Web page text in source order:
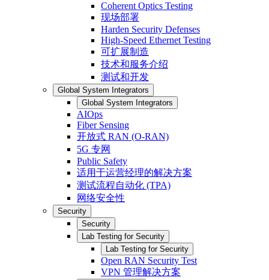
Coherent Optics Testing
现场部署
Harden Security Defenses
High-Speed Ethernet Testing
可扩展制造
技术和服务介绍
测试和开发
Global System Integrators
Global System Integrators
AIOps
Fiber Sensing
开放式 RAN (O-RAN)
5G 专网
Public Safety
适用于运营经理的解决方案
测试流程自动化 (TPA)
网络安全性
Security
Security
Lab Testing for Security
Lab Testing for Security
Open RAN Security Test
VPN 管理解决方案